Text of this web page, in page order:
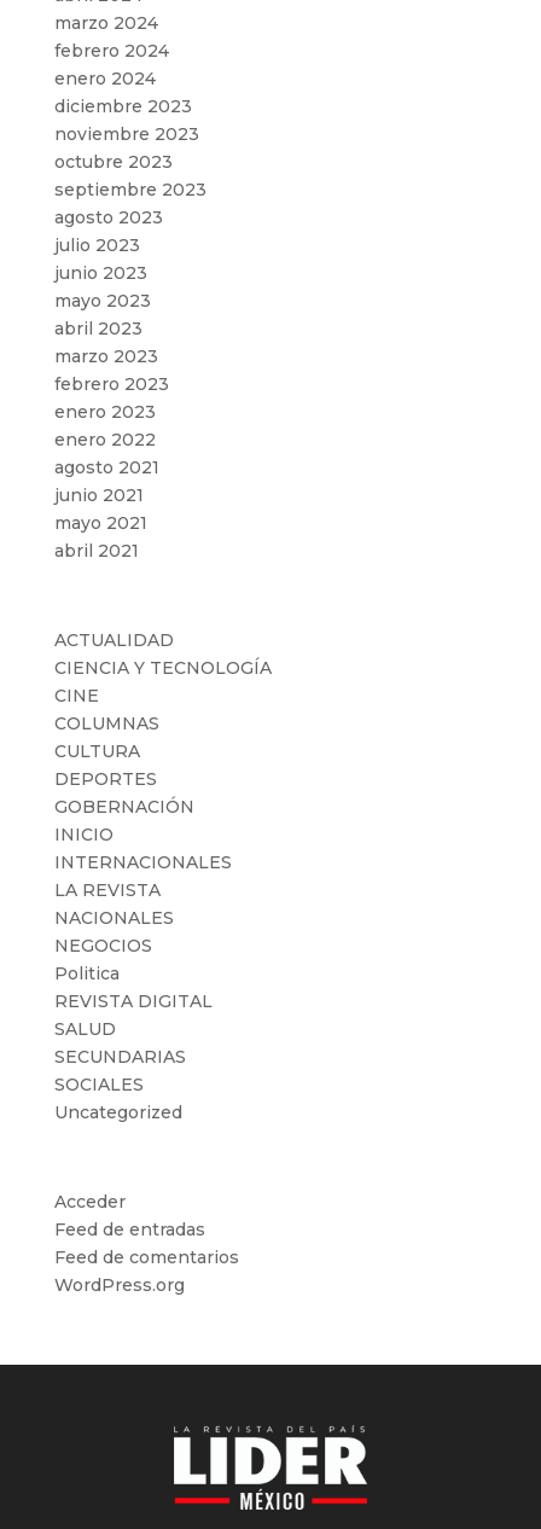
marzo 2024
febrero 2024
enero 2024
diciembre 2023
noviembre 2023
octubre 2023
septiembre 2023
agosto 2023
julio 2023
junio 2023
mayo 2023
abril 2023
marzo 2023
febrero 2023
enero 2023
enero 2022
agosto 2021
junio 2021
mayo 2021
abril 2021
ACTUALIDAD
CIENCIA Y TECNOLOGÍA
CINE
COLUMNAS
CULTURA
DEPORTES
GOBERNACIÓN
INICIO
INTERNACIONALES
LA REVISTA
NACIONALES
NEGOCIOS
Politica
REVISTA DIGITAL
SALUD
SECUNDARIAS
SOCIALES
Uncategorized
Acceder
Feed de entradas
Feed de comentarios
WordPress.org